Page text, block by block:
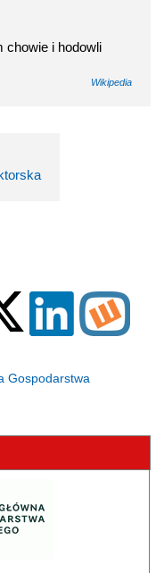
chowie i hodowli
Wikipedia
Gospodarstwa